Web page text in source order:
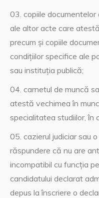
copiile
ale altor acte care
precum şi copiile
condiţiilor specifice ale
sau instituţia publică;
carnetul de muncă
atestă vechimea în
specialitatea studiilor, în
cazierul judiciar sau
răspundere că nu are
incompatibil cu funcţia
candidatului declarat
depus la înscriere o